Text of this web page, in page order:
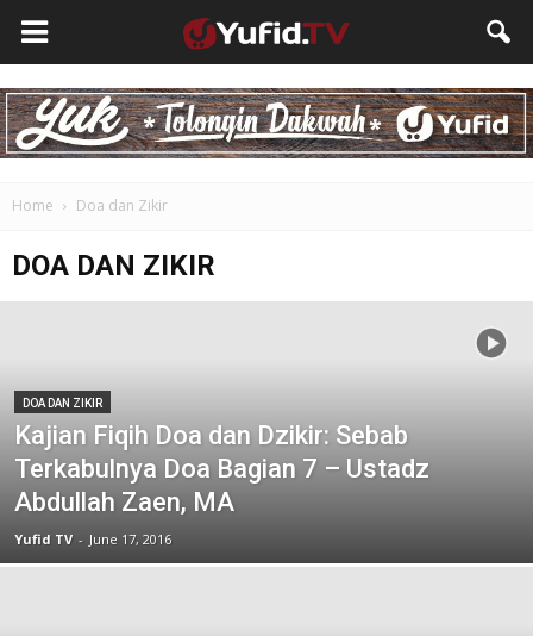
Home Doa dan Zikir
DOA DAN ZIKIR
DOA DAN ZIKIR
Kajian Fiqih Doa dan Dzikir: Sebab
Terkabulnya Doa Bagian 7 – Ustadz
Abdullah Zaen, MA
Yufid TV - June 17, 2016